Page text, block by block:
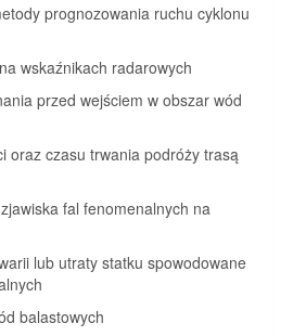
prognozowania ruchu cyklonu
wskaźnikach radarowych
przed wejściem w obszar wód
oraz czasu trwania podróży trasą
fal fenomenalnych na
lub utraty statku spowodowane
balastowych